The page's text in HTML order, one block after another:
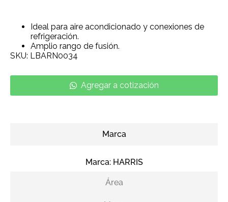
Ideal para aire acondicionado y conexiones de
refrigeración.
Amplio rango de fusión.
SKU: LBARN0034
Agregar a cotización
Marca
Marca: HARRIS
Área